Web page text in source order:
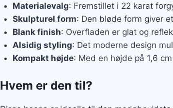
Materialevalg: Fremstillet i 22 karat
Skulpturel form: Den bløde form giver
Blank finish: Overfladen er glat og
Alsidig styling: Det moderne design
Kompakt højde: Med en højde på 1,6
Hvem er den til?